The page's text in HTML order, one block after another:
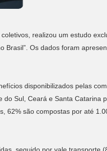
realizou um estudo
Os dados foram
disponibilizados pelas
Sul, Ceará e Santa
são compostas por até